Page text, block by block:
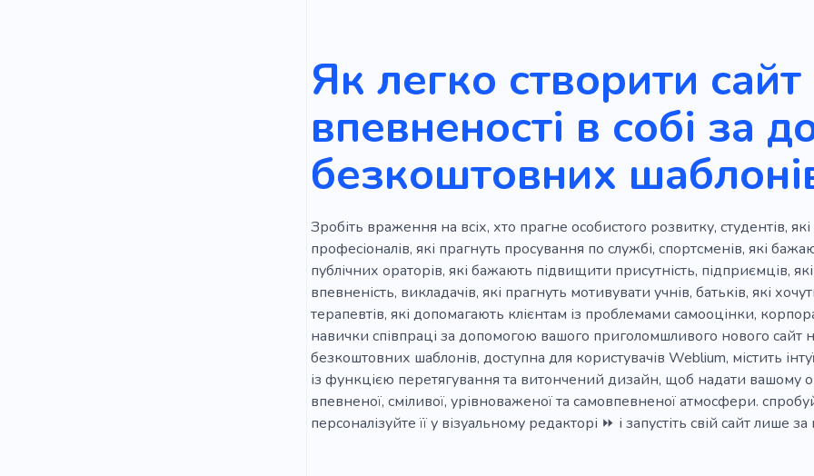
Коучинг
Ментор Керівництво Консультація
Звичка
Самодисципліна
Самовдосконалення Працювати Школа
Як легко створити
впевненості в собі за
безкоштовних
Зробіть враження на всіх, хто прагне особистого розвитку, студентів,
професіоналів, які прагнуть просування по службі, спортсменів, які
публічних ораторів, які бажають підвищити присутність, підприємців,
впевненість, викладачів, які прагнуть мотивувати учнів, батьків, які
терапевтів, які допомагають клієнтам із проблемами самооцінки,
навички співпраці за допомогою вашого приголомшливого нового сайт
безкоштовних шаблонів, доступна для користувачів Weblium, містить
із функцією перетягування та витончений дизайн, щоб надати вашому
впевненої, сміливої, урівноваженої та самовпевненої атмосфери.
персоналізуйте її у візуальному редакторі ⏩ і запустіть свій сайт лише